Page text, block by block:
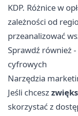
KDP. Różnice w
zależności od
przeanalizować
Sprawdź również -
cyfrowych
Narzędzia
Jeśli chcesz
skorzystać z